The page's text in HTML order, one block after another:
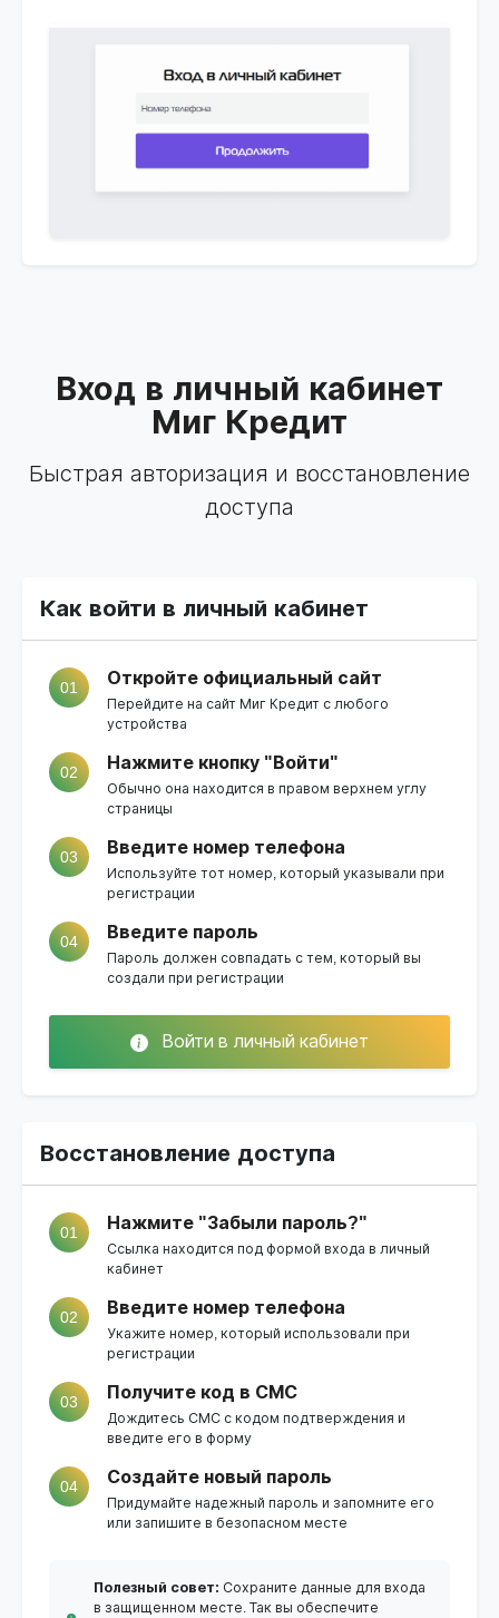
Вход в личный кабинет
Миг Кредит
Быстрая авторизация и восстановление
доступа
Как войти в личный кабинет
01 Откройте официальный сайт
Перейдите на сайт Миг Кредит с любого
устройства
02 Нажмите кнопку "Войти"
Обычно она находится в правом верхнем углу
страницы
03 Введите номер телефона
Используйте тот номер, который указывали при
регистрации
04 Введите пароль
Пароль должен совпадать с тем, который вы
создали при регистрации
Войти в личный кабинет
Восстановление доступа
01 Нажмите "Забыли пароль?"
Ссылка находится под формой входа в личный
кабинет
02 Введите номер телефона
Укажите номер, который использовали при
регистрации
03 Получите код в СМС
Дождитесь СМС с кодом подтверждения и
введите его в форму
04 Создайте новый пароль
Придумайте надежный пароль и запомните его
или запишите в безопасном месте
Полезный совет: Сохраните данные для входа
в защищенном месте. Так вы обеспечите